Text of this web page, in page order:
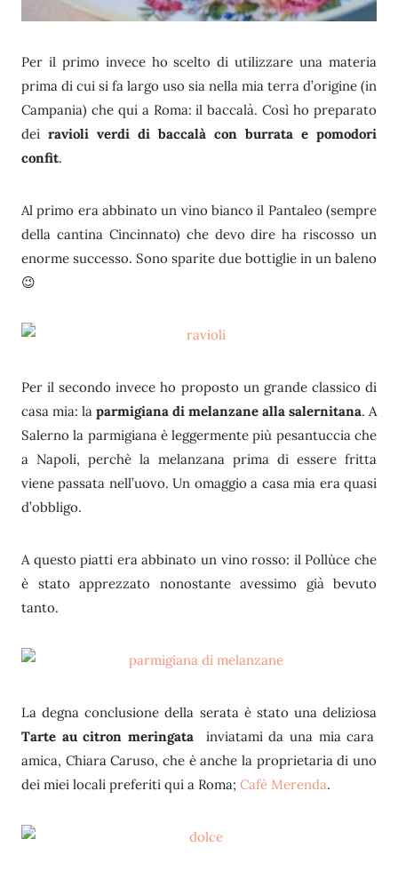
Per il primo invece ho scelto di utilizzare una materia
prima di cui si fa largo uso sia nella mia terra d’origine (in
Campania) che qui a Roma: il baccalà. Così ho preparato
dei ravioli verdi di baccalà con burrata e pomodori
confit.
Al primo era abbinato un vino bianco il Pantaleo (sempre
della cantina Cincinnato) che devo dire ha riscosso un
enorme successo. Sono sparite due bottiglie in un baleno
😉
Per il secondo invece ho proposto un grande classico di
casa mia: la parmigiana di melanzane alla salernitana. A
Salerno la parmigiana è leggermente più pesantuccia che
a Napoli, perchè la melanzana prima di essere fritta
viene passata nell’uovo. Un omaggio a casa mia era quasi
d’obbligo.
A questo piatti era abbinato un vino rosso: il Pollùce che
è stato apprezzato nonostante avessimo già bevuto
tanto.
La degna conclusione della serata è stato una deliziosa
Tarte au citron meringata inviatami da una mia cara
amica, Chiara Caruso, che è anche la proprietaria di uno
dei miei locali preferiti qui a Roma; Cafè Merenda.